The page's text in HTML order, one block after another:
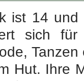
ist 14
sich
Hut. Ihre